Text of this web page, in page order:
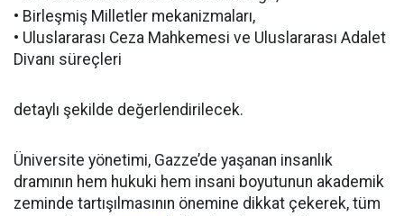
• Birleşmiş Milletler mekanizmaları,
• Uluslararası Ceza Mahkemesi ve Uluslararası Adalet
Divanı süreçleri
detaylı şekilde değerlendirilecek.
Üniversite yönetimi, Gazze’de yaşanan insanlık
dramının hem hukuki hem insani boyutunun akademik
zeminde tartışılmasının önemine dikkat çekerek, tüm